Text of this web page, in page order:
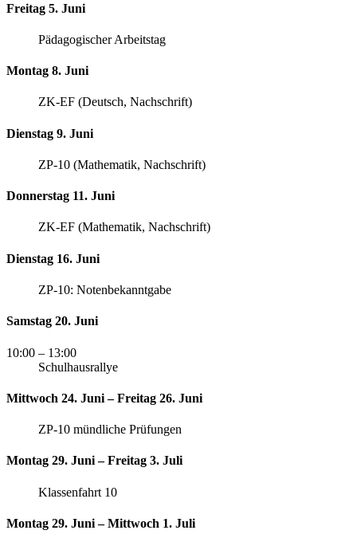
Freitag 5. Juni
Pädagogischer Arbeitstag
Montag 8. Juni
ZK-EF (Deutsch, Nachschrift)
Dienstag 9. Juni
ZP-10 (Mathematik, Nachschrift)
Donnerstag 11. Juni
ZK-EF (Mathematik, Nachschrift)
Dienstag 16. Juni
ZP-10: Notenbekanntgabe
Samstag 20. Juni
10:00 – 13:00
Schulhausrallye
Mittwoch 24. Juni – Freitag 26. Juni
ZP-10 mündliche Prüfungen
Montag 29. Juni – Freitag 3. Juli
Klassenfahrt 10
Montag 29. Juni – Mittwoch 1. Juli